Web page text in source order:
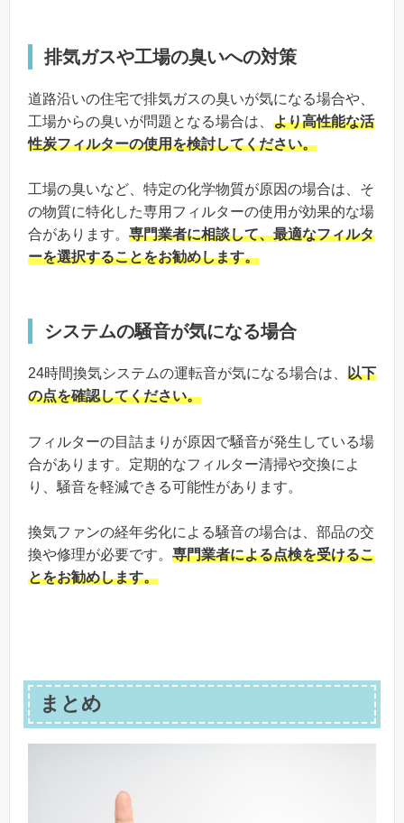
排気ガスや工場の臭いへの対策
道路沿いの住宅で排気ガスの臭いが気になる場合や、
工場からの臭いが問題となる場合は、 より高性能な活
性炭フィルターの使用を検討してください。
工場の臭いなど、特定の化学物質が原因の場合は、そ
の物質に特化した専用フィルターの使用が効果的な場
合があります。 専門業者に相談して、最適なフィルタ
ーを選択することをお勧めします。
システムの騒音が気になる場合
24時間換気システムの運転音が気になる場合は、 以下
の点を確認してください。
フィルターの目詰まりが原因で騒音が発生している場
合があります。定期的なフィルター清掃や交換によ
り、騒音を軽減できる可能性があります。
換気ファンの経年劣化による騒音の場合は、部品の交
換や修理が必要です。 専門業者による点検を受けるこ
とをお勧めします。
まとめ